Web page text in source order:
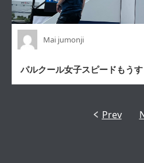
Mai jumonji
パルクール女子スピードもう
Prev